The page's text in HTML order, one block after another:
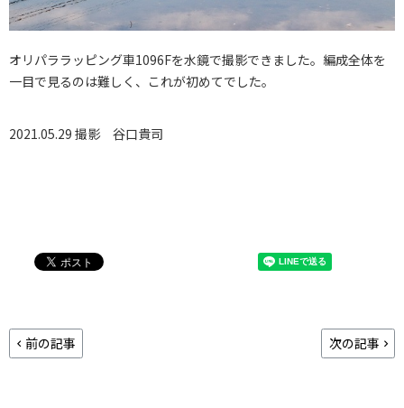
オリパララッピング車1096Fを水鏡で撮影できました。編成全体を
一目で見るのは難しく、これが初めてでした。
2021.05.29 撮影 谷口貴司
前の記事 次の記事